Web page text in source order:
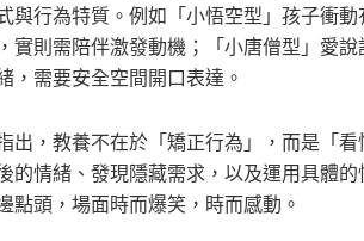
與行為特質。例如「小悟空型」孩子衝
實則需陪伴激發動機；「小唐僧型」愛
，需要安全空間開口表達。
出，教養不在於「矯正行為」，而是「
的情緒、發現隱藏需求，以及運用具體
點頭，場面時而爆笑，時而感動。